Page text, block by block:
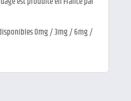
0mg / 3mg / 6mg /